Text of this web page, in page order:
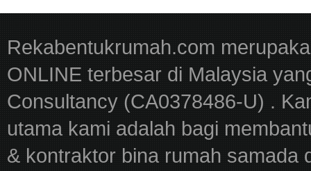
Rekabentukrumah.com
ONLINE terbesar di Malaysia
Consultancy (CA0378486-U) .
utama kami adalah bagi
& kontraktor bina rumah samada